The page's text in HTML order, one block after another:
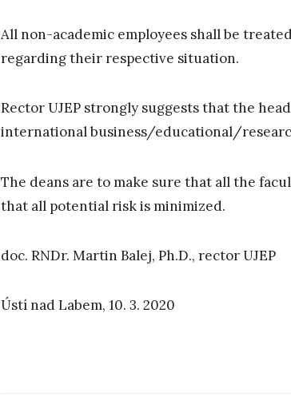
All non-academic employees shall be
regarding their respective situation.
Rector UJEP strongly suggests that the
international business/educational/
The deans are to make sure that all the
that all potential risk is minimized.
doc. RNDr. Martin Balej, Ph.D., rector UJEP
Ústí nad Labem, 10. 3. 2020